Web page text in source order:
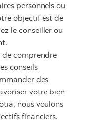
personnels ou
objectif est de
le conseiller ou
de comprendre
conseils
des
votre bien-
nous voulons
financiers.